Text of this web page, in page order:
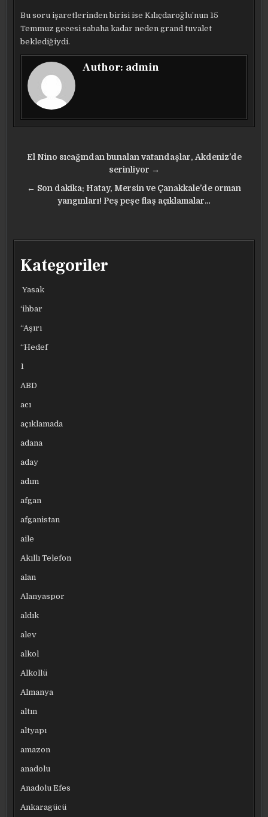
Bu soru işaretlerinden birisi ise Kılıçdaroğlu’nun 15
Temmuz gecesi sabaha kadar neden grand tuvalet
beklediğiydi.
Author: admin
Yazı
El Nino sıcağından bunalan vatandaşlar, Akdeniz’de
serinliyor →
← Son dakika: Hatay, Mersin ve Çanakkale’de orman
yangınları! Peş peşe flaş açıklamalar…
Kategoriler
Yasak
‘ihbar
“Aşırı
“Hedef
1
ABD
acı
açıklamada
adana
aday
adım
afgan
afganistan
aile
Akıllı Telefon
alan
Alanyaspor
aldık
alev
alkol
Alkollü
Almanya
altın
altyapı
amazon
anadolu
Anadolu Efes
Ankaragücü